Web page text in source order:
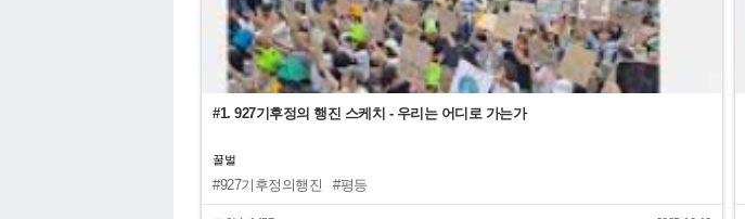
#1. 927기후정의 행진 스케치 - 우리는 어디로 가는가
꿀벌
#927기후정의행진 #평등